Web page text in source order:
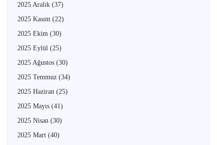
2025 Aralık (37)
2025 Kasım (22)
2025 Ekim (30)
2025 Eylül (25)
2025 Ağustos (30)
2025 Temmuz (34)
2025 Haziran (25)
2025 Mayıs (41)
2025 Nisan (30)
2025 Mart (40)